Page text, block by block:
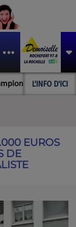
L'INFO D'ICI
du monde
EUROS
DE